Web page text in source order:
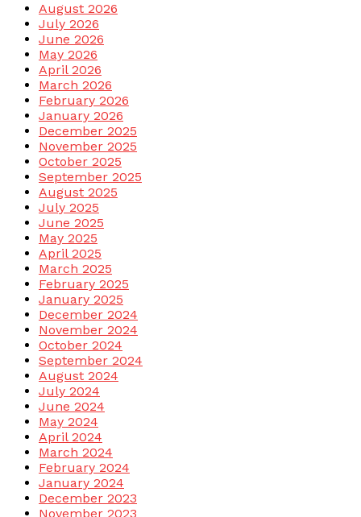
August 2026
July 2026
June 2026
May 2026
April 2026
March 2026
February 2026
January 2026
December 2025
November 2025
October 2025
September 2025
August 2025
July 2025
June 2025
May 2025
April 2025
March 2025
February 2025
January 2025
December 2024
November 2024
October 2024
September 2024
August 2024
July 2024
June 2024
May 2024
April 2024
March 2024
February 2024
January 2024
December 2023
November 2023